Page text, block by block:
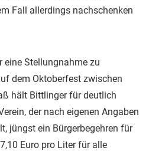
Fall allerdings nachschenken
eine Stellungnahme zu
dem Oktoberfest zwischen
hält Bittlinger für deutlich
der nach eigenen Angaben
jüngst ein Bürgerbegehren für
Euro pro Liter für alle